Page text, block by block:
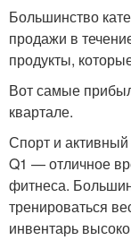
Большинство
продажи в
продукты,
Вот самые
квартале.
Спорт и
Q1 — отличное
фитнеса.
тренироваться
инвентарь